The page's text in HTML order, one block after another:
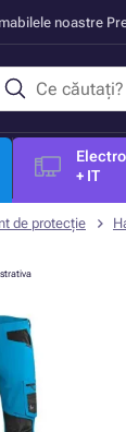
noastre
+ IT
de protecție